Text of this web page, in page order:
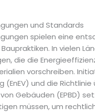
und Standards
spielen eine
In vielen
die die
vorschreiben.
(EnEV) und die Richtlinie
Gebäuden (EPBD)
müssen, um